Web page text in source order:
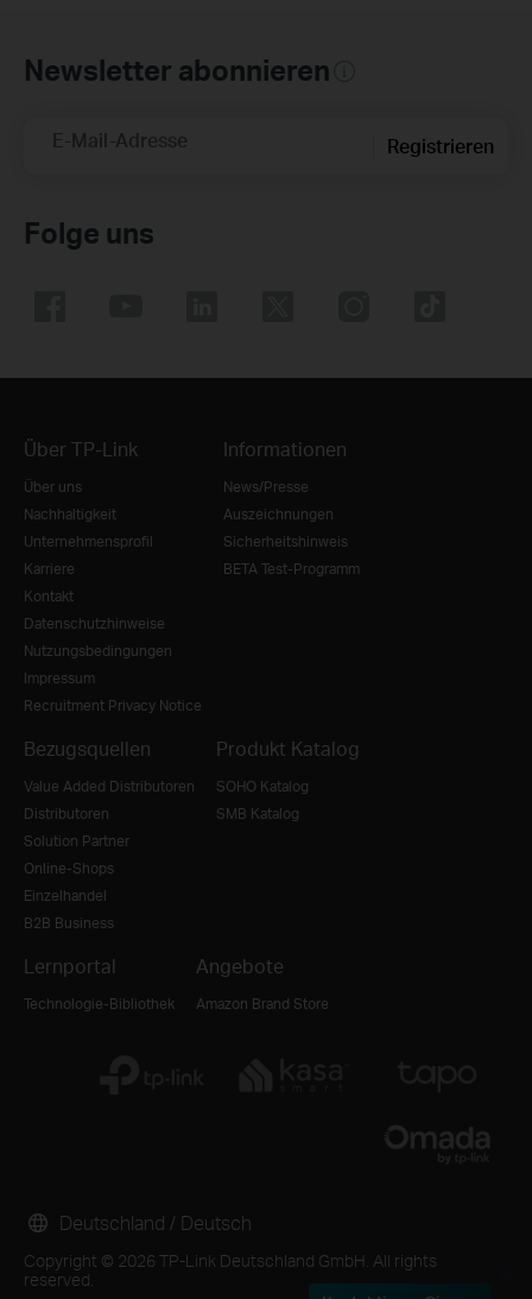
Newsletter abonnieren
E-Mail-Adresse Registrieren
Folge uns
Über TP-Link
Über uns
Nachhaltigkeit
Unternehmensprofil
Karriere
Kontakt
Datenschutzhinweise
Nutzungsbedingungen
Impressum
Recruitment Privacy Notice
Informationen
News/Presse
Auszeichnungen
Sicherheitshinweis
BETA Test-Programm
Bezugsquellen
Value Added Distributoren
Distributoren
Solution Partner
Online-Shops
Einzelhandel
B2B Business
Produkt Katalog
SOHO Katalog
SMB Katalog
Lernportal
Technologie-Bibliothek
Angebote
Amazon Brand Store
Copyright © 2026 TP-Link Deutschland GmbH. All rights
reserved.
Deutschland / Deutsch